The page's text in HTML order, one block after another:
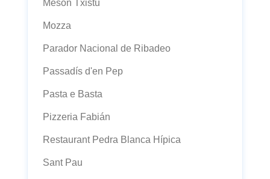
Mesón Txistu
Mozza
Parador Nacional de Ribadeo
Passadís d'en Pep
Pasta e Basta
Pizzeria Fabián
Restaurant Pedra Blanca Hípica
Sant Pau